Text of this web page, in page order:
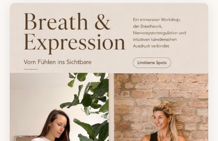
Über Dominique
Kurse
Studio
Workshops & Retreats
Buch
EN
Registrieren
Jetzt starten